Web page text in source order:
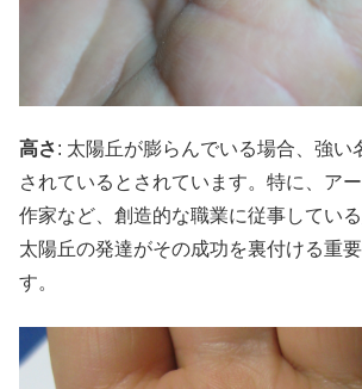
高さ: 太陽丘が膨らんでいる場合、強い
されているとされています。特に、ア
作家など、創造的な職業に従事している
太陽丘の発達がその成功を裏付ける重
す。